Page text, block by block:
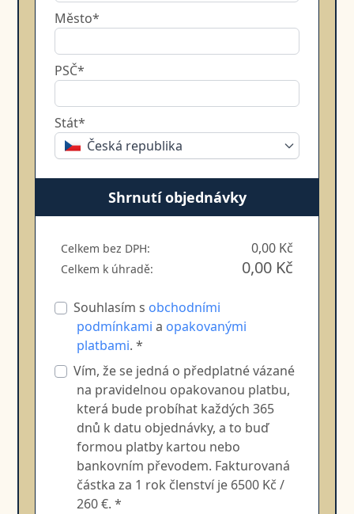
Město*
PSČ*
Stát*
Česká republika
Shrnutí objednávky
Celkem bez DPH: 0,00 Kč
Celkem k úhradě: 0,00 Kč
Souhlasím s obchodními
podmínkami a opakovanými
platbami. *
Vím, že se jedná o předplatné vázané
na pravidelnou opakovanou platbu,
která bude probíhat každých 365
dnů k datu objednávky, a to buď
formou platby kartou nebo
bankovním převodem. Fakturovaná
částka za 1 rok členství je 6500 Kč /
260 €. *